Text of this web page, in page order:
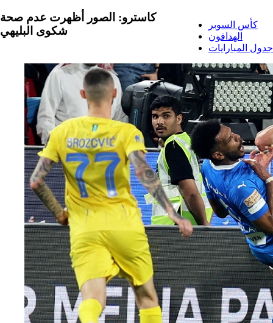
كأس السوبر
الهدافون
جدول المبارايات
كاسترو: الصور أظهرت عدم صحة
شكوى البليهي